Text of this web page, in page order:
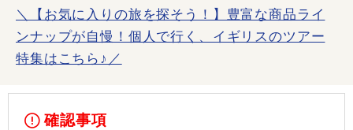
＼【お気に入りの旅を探そう！】豊富な商品ライ
ンナップが自慢！個人で行く、イギリスのツアー
特集はこちら♪／
確認事項